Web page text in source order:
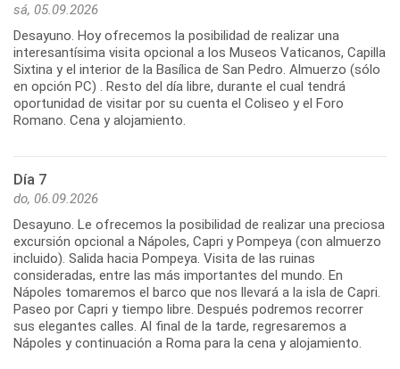
sá, 05.09.2026
Desayuno. Hoy ofrecemos la posibilidad de realizar una
interesantísima visita opcional a los Museos Vaticanos, Capilla
Sixtina y el interior de la Basílica de San Pedro. Almuerzo (sólo
en opción PC) . Resto del día libre, durante el cual tendrá
oportunidad de visitar por su cuenta el Coliseo y el Foro
Romano. Cena y alojamiento.
Día 7
do, 06.09.2026
Desayuno. Le ofrecemos la posibilidad de realizar una preciosa
excursión opcional a Nápoles, Capri y Pompeya (con almuerzo
incluido). Salida hacia Pompeya. Visita de las ruinas
consideradas, entre las más importantes del mundo. En
Nápoles tomaremos el barco que nos llevará a la isla de Capri.
Paseo por Capri y tiempo libre. Después podremos recorrer
sus elegantes calles. Al final de la tarde, regresaremos a
Nápoles y continuación a Roma para la cena y alojamiento.